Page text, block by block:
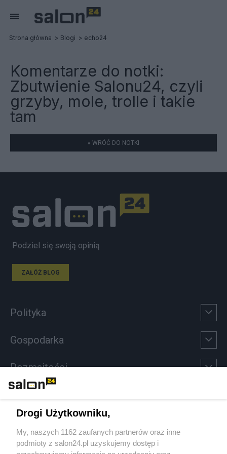
Strona główna Blogi echo24
Komentarze do notki:
Zbutwienie Salonu24, czyli
grzyby, mole, trolle i takie
tam
« WRÓĆ DO NOTKI
Podziel się swoją opinią
ZAŁÓŻ BLOG
Polityka
Gospodarka
Rozmaitości
Sport
Społeczeństwo
Drogi Użytkowniku,
My, naszych 1162 zaufanych partnerów oraz inne
podmioty z salon24.pl uzyskujemy dostęp i